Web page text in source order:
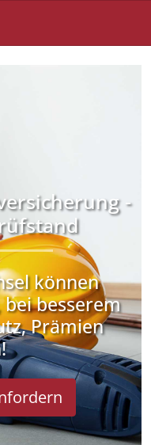
-
können
besserem
Prämien